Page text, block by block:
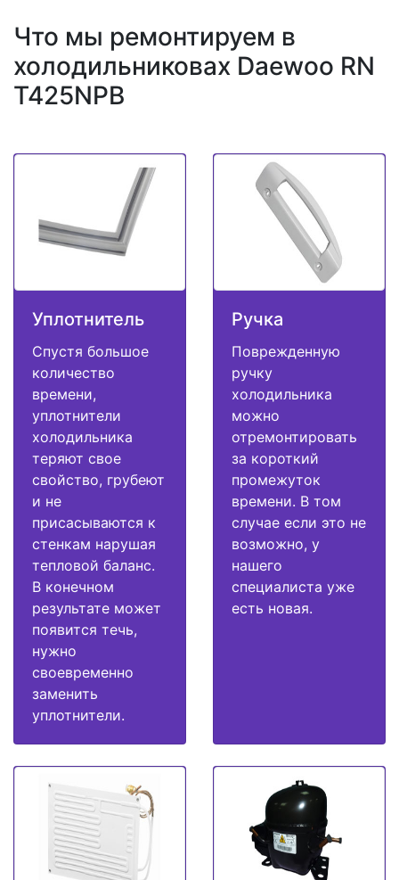
Что мы ремонтируем в
холодильниковах Daewoo RN
T425NPB
Уплотнитель
Спустя большое
количество
времени,
уплотнители
холодильника
теряют свое
свойство, грубеют
и не
присасываются к
стенкам нарушая
тепловой баланс.
В конечном
результате может
появится течь,
нужно
своевременно
заменить
уплотнители.
Ручка
Поврежденную
ручку
холодильника
можно
отремонтировать
за короткий
промежуток
времени. В том
случае если это не
возможно, у
нашего
специалиста уже
есть новая.